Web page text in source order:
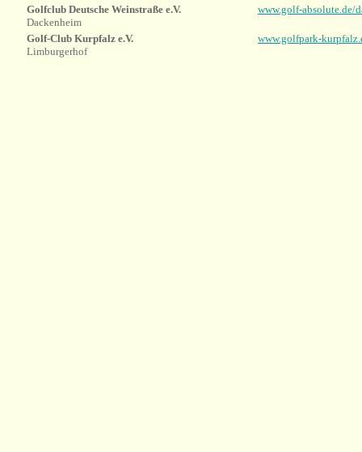
Golfclub Deutsche Weinstraße e.V.
Dackenheim
www.golf-absolute.de/
Golf-Club Kurpfalz e.V.
Limburgerhof
www.golfpark-